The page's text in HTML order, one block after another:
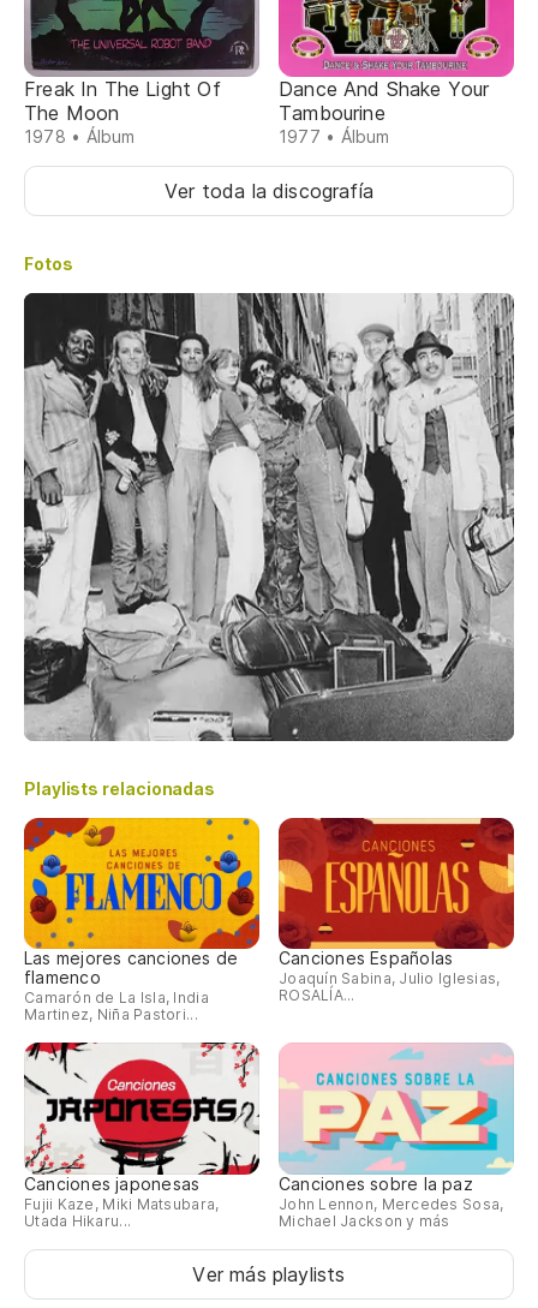
Freak In The Light Of
The Moon
1978 • Álbum
Dance And Shake Your
Tambourine
1977 • Álbum
Ver toda la discografía
Fotos
Playlists relacionadas
Las mejores canciones de
flamenco
Camarón de La Isla, India
Martinez, Niña Pastori...
Canciones Españolas
Joaquín Sabina, Julio Iglesias,
ROSALÍA...
Canciones japonesas
Fujii Kaze, Miki Matsubara,
Utada Hikaru...
Canciones sobre la paz
John Lennon, Mercedes Sosa,
Michael Jackson y más
Ver más playlists